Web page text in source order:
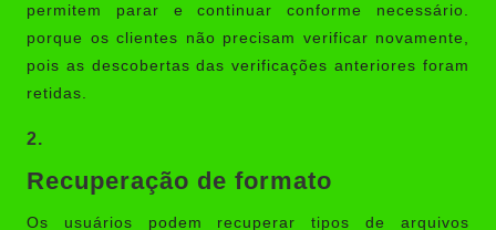
permitem parar e continuar conforme necessário.
porque os clientes não precisam verificar novamente,
pois as descobertas das verificações anteriores foram
retidas.
2.
Recuperação de formato
Os usuários podem recuperar tipos de arquivos